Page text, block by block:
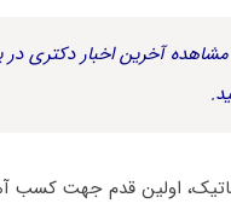
آخرین اخبار دکتری در
اولین قدم جهت کسب